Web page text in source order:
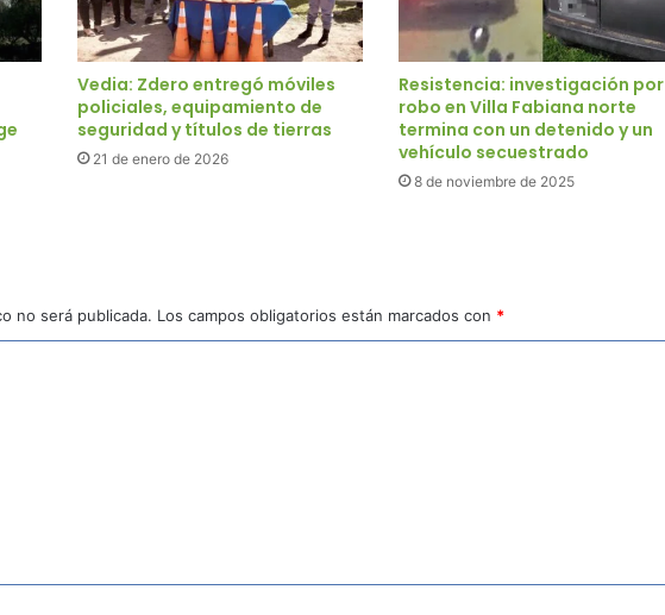
Vedia: Zdero entregó móviles
policiales, equipamiento de
seguridad y títulos de tierras
21 de enero de 2026
Resistencia: investigación por
robo en Villa Fabiana norte
termina con un detenido y un
vehículo secuestrado
8 de noviembre de 2025
no será publicada. Los campos obligatorios están marcados con *